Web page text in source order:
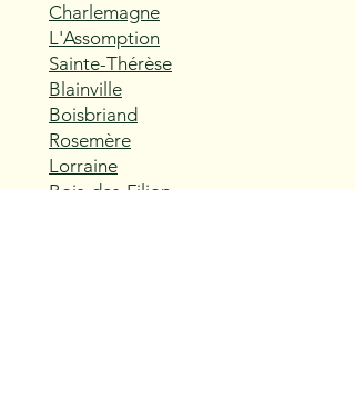
Charlemagne
L'Assomption
Sainte-Thérèse
Blainville
Boisbriand
Rosemère
Lorraine
Bois-des-Filion